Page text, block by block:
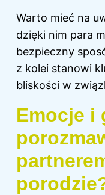
Warto mieć na
dzięki nim para
bezpieczny
z kolei stanowi
bliskości w
Emocje i